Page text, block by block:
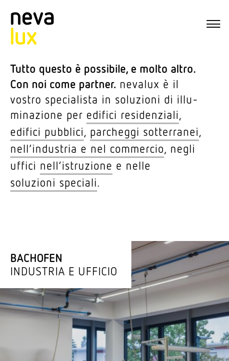
Tutto questo è possibile, e molto altro.
Con noi come partner. nevalux è il
vostro specia­lista in solu­zioni di illu­
mi­na­zione per edifici resi­den­ziali,
edifici pubblici, parcheggi sotter­ranei,
nell’in­du­stria e nel commercio, negli
uffici nell’i­stru­zione e nelle
solu­zioni speciali.
BACHOFEN
INDU­STRIA E UFFICIO